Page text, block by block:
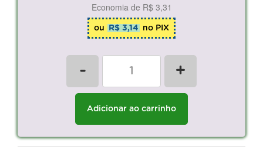
Economia de R$ 3,31
ou R$ 3,14 no PIX
- +
Adicionar ao carrinho